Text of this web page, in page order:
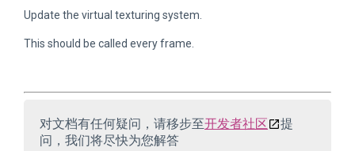
Update the virtual texturing system.
This should be called every frame.
对文档有任何疑问，请移步至开发者社区
提
问，我们将尽快为您解答